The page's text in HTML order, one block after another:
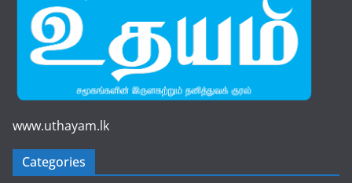
www.uthayam.lk
Categories